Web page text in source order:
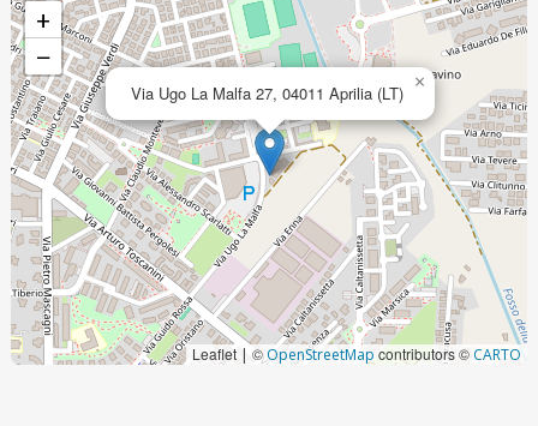
Via Ugo La Malfa 27, 04011 Aprilia (LT) ×
+
−
Leaflet | ©OpenStreetMap contributors © CARTO